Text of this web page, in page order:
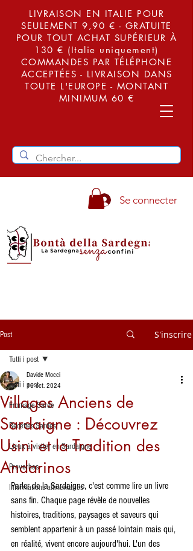
LIVRAISON EN ITALIE POUR
SEULEMENT 9,90 € - GRATUITE
POUR TOUT ACHAT SUPÉRIEUR À
130 € (Italie uniquement)
COMMANDES PAR TÉLÉPHONE
ACCEPTÉES - LIVRAISON DANS
TOUTE L'EUROPE - MONTANT
MINIMUM 60 €
Se connecter
Post S'inscrire
Tutti i post
Fromage Sarde
Recettes Sardes
Lieux à visiter en Sardaigne
Proverbes
Informations alimentaires
Tutti i post
Villages Anciens de
Sardaigne : Découvrez
Usini et la Tradition des
Andarinos
Davide Mocci
16 oct. 2024
Parler de la Sardaigne, c'est comme lire un livre
sans fin. Chaque page révèle de nouvelles
histoires, traditions, paysages et saveurs qui
semblent appartenir à un passé lointain mais qui,
en réalité, vivent encore aujourd'hui. L'un des